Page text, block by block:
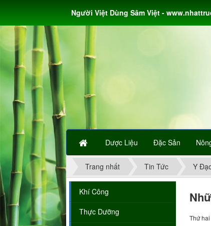
Dược Liệu Đặc Sản
Người Việt Dùng Sâm Việt -
Trang nhất Tin Tức Y
Thứ
Khí Công
Thực Dưỡng